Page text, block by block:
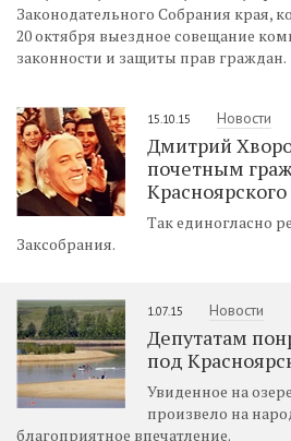
Законодательного Собрания края,
20 октября выездное совещание
законности и защиты прав граждан.
15.10.15 Новости
Дмитрий
почетным
Красноярского
Так единогласно
Заксобрания.
1.07.15 Новости
Депутатам
под
Увиденное на
произвело на
благоприятное впечатление.